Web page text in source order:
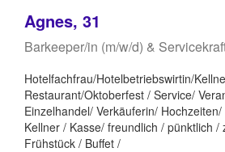
Agnes, 31
Barkeeper/in (m/w/d) &
Hotelfachfrau/Hotelbetriebswirtin/
Restaurant/Oktoberfest / Service/
Einzelhandel/ Verkäuferin/
Kellner / Kasse/ freundlich / pünktlich /
Frühstück / Buffet /